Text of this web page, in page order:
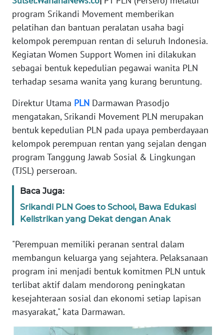
program Srikandi Movement memberikan
pelatihan dan bantuan peralatan usaha bagi
kelompok perempuan rentan di seluruh Indonesia.
Kegiatan Women Support Women ini dilakukan
sebagai bentuk kepedulian pegawai wanita PLN
terhadap sesama wanita yang kurang beruntung.
Direktur Utama PLN Darmawan Prasodjo
mengatakan, Srikandi Movement PLN merupakan
bentuk kepedulian PLN pada upaya pemberdayaan
kelompok perempuan rentan yang sejalan dengan
program Tanggung Jawab Sosial & Lingkungan
(TJSL) perseroan.
Baca Juga:
Srikandi PLN Goes to School, Bawa Edukasi
Kelistrikan yang Dekat dengan Anak
"Perempuan memiliki peranan sentral dalam
membangun keluarga yang sejahtera. Pelaksanaan
program ini menjadi bentuk komitmen PLN untuk
terlibat aktif dalam mendorong peningkatan
kesejahteraan sosial dan ekonomi setiap lapisan
masyarakat," kata Darmawan.
DISCLAIMER
Wahana
News
Regional
SUMUT
WN
WN
JABAR
WN
BANTEN
NTT
WN
KEPRI
WN